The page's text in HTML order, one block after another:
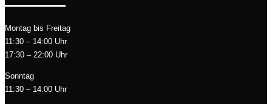
Montag bis Freitag
11:30 – 14:00 Uhr
17:30 – 22:00 Uhr
Sonntag
11:30 – 14:00 Uhr